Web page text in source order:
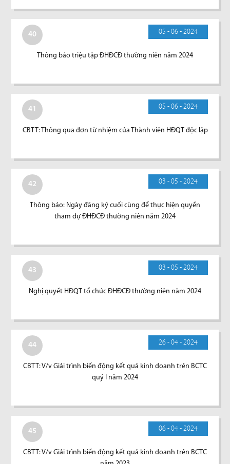
40 05 - 06 - 2024
Thông báo triệu tập ĐHĐCĐ thường niên năm 2024
41 05 - 06 - 2024
CBTT: Thông qua đơn từ nhiệm của Thành viên HĐQT độc lập
42 03 - 05 - 2024
Thông báo: Ngày đăng ký cuối cùng để thực hiện quyền
tham dự ĐHĐCĐ thường niên năm 2024
43 03 - 05 - 2024
Nghị quyết HĐQT tổ chức ĐHĐCĐ thường niên năm 2024
44 26 - 04 - 2024
CBTT: V/v Giải trình biến động kết quả kinh doanh trên BCTC
quý I năm 2024
45 06 - 04 - 2024
CBTT: V/v Giải trình biến động kết quả kinh doanh trên BCTC